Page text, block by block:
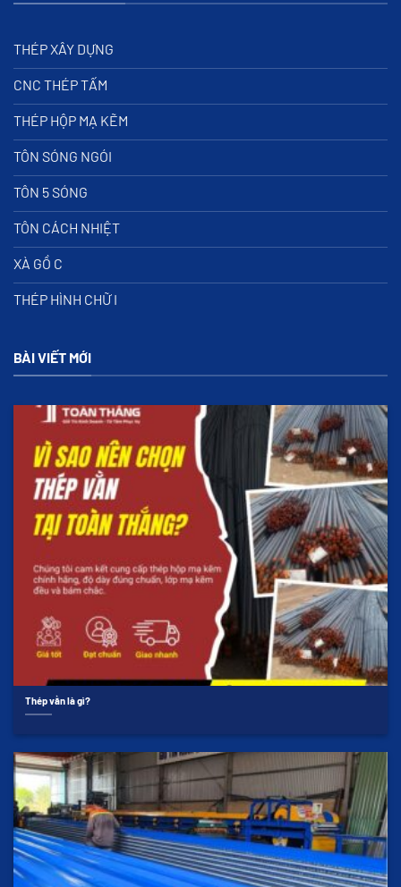
THÉP XÂY DỰNG
CNC THÉP TẤM
THÉP HỘP MẠ KẼM
TÔN SÓNG NGÓI
TÔN 5 SÓNG
TÔN CÁCH NHIỆT
XÀ GỒ C
THÉP HÌNH CHỮ I
BÀI VIẾT MỚI
Thép vằn là gì?